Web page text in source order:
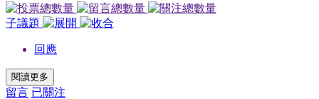
子議題
回應
閱讀更多
留言 已關注